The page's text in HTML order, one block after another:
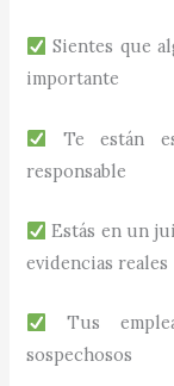
Sientes que
importante
Te están
responsable
Estás en un
evidencias reales
Tus
sospechosos